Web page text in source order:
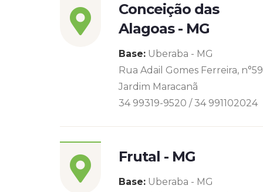
Conceição das
Alagoas - MG
Base: Uberaba - MG
Rua Adail Gomes Ferreira,
Jardim Maracanã
34 99319-9520 / 34 991102024
Frutal - MG
Base: Uberaba - MG